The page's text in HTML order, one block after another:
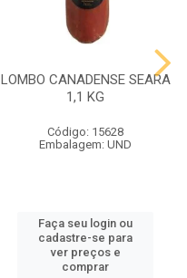
LOMBO CANADENSE SEARA
1,1 KG
Código: 15628
Embalagem: UND
Faça seu login ou
cadastre-se para
ver preços e
comprar